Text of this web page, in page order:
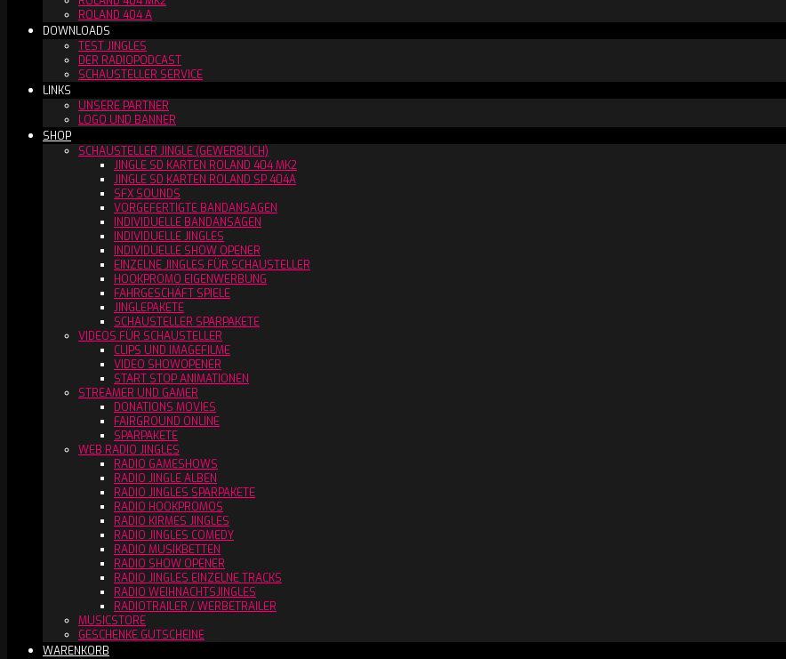
ROLAND 404 A
DOWNLOADS
TEST JINGLES
DER RADIOPODCAST
SCHAUSTELLER SERVICE
LINKS
UNSERE PARTNER
LOGO UND BANNER
SHOP
SCHAUSTELLER JINGLE (GEWERBLICH)
JINGLE SD KARTEN ROLAND 404 MK2
JINGLE SD KARTEN ROLAND SP 404A
SFX SOUNDS
VORGEFERTIGTE BANDANSAGEN
INDIVIDUELLE BANDANSAGEN
INDIVIDUELLE JINGLES
INDIVIDUELLE SHOW OPENER
EINZELNE JINGLES FÜR SCHAUSTELLER
HOOKPROMO EIGENWERBUNG
FAHRGESCHÄFT SPIELE
JINGLEPAKETE
SCHAUSTELLER SPARPAKETE
VIDEOS FÜR SCHAUSTELLER
CLIPS UND IMAGEFILME
VIDEO SHOWOPENER
START STOP ANIMATIONEN
STREAMER UND GAMER
DONATIONS MOVIES
FAIRGROUND ONLINE
SPARPAKETE
WEB RADIO JINGLES
RADIO GAMESHOWS
RADIO JINGLE ALBEN
RADIO JINGLES SPARPAKETE
RADIO HOOKPROMOS
RADIO KIRMES JINGLES
RADIO JINGLES COMEDY
RADIO MUSIKBETTEN
RADIO SHOW OPENER
RADIO JINGLES EINZELNE TRACKS
RADIO WEIHNACHTSJINGLES
RADIOTRAILER / WERBETRAILER
MUSICSTORE
GESCHENKE GUTSCHEINE
WARENKORB